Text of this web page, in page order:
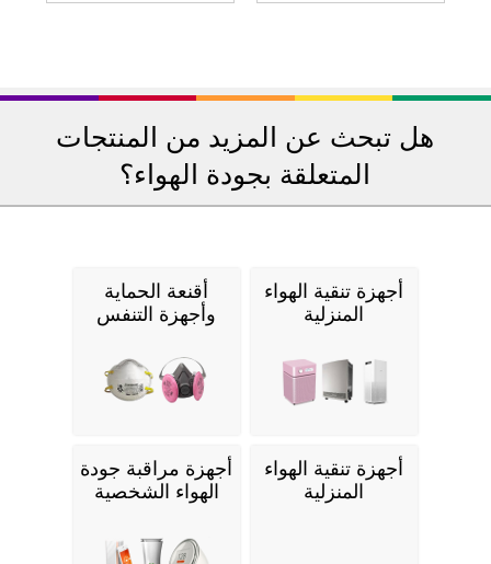
هل تبحث عن المزيد من المنتجات
المتعلقة بجودة الهواء؟
أجهزة تنقية الهواء
المنزلية
أقنعة الحماية
وأجهزة التنفس
أجهزة تنقية الهواء
المنزلية
أجهزة مراقبة جودة
الهواء الشخصية